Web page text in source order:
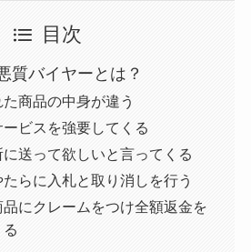
目次
質バイヤーとは？
商品の中身が違う
ビスを強要してくる
送って欲しいと言ってくる
らに入札と取り消しを行う
品にクレームをつけ全額返金を